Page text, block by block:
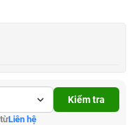
Kiểm tra
Liên hệ